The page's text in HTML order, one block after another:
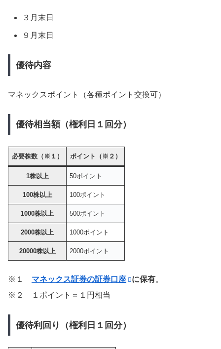
３月末日
９月末日
優待内容
マネックスポイント（各種ポイント交換可）
優待相当額（権利日１回分）
必要株数（※１） ポイント（※２）
1株以上 50ポイント
100株以上 100ポイント
1000株以上 500ポイント
2000株以上 1000ポイント
20000株以上 2000ポイント
※１ マネックス証券の証券口座 に保有。
※２ １ポイント＝１円相当
優待利回り（権利日１回分）